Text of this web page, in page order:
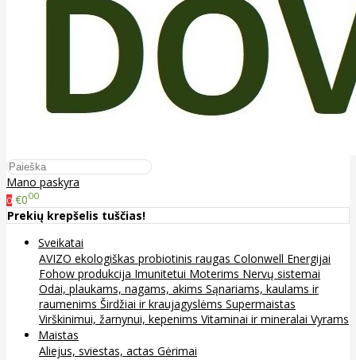
Mano paskyra
0 €000
Prekių krepšelis tuščias!
Sveikatai
AVIZO ekologiškas probiotinis raugas Colonwell Energijai
Fohow produkcija Imunitetui Moterims Nervų sistemai
Odai, plaukams, nagams, akims Sąnariams, kaulams ir
raumenims Širdžiai ir kraujagyslėms Supermaistas
Virškinimui, žarnynui, kepenims Vitaminai ir mineralai Vyrams
Maistas
Aliejus, sviestas, actas Gėrimai